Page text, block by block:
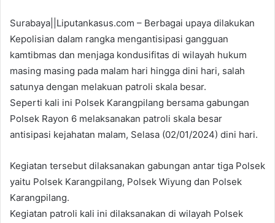
n
e
m
a
i
l
Surabaya||Liputankasus.com – Berbagai upaya dilakukan
Kepolisian dalam rangka mengantisipasi gangguan
kamtibmas dan menjaga kondusifitas di wilayah hukum
masing masing pada malam hari hingga dini hari, salah
satunya dengan melakuan patroli skala besar.
Seperti kali ini Polsek Karangpilang bersama gabungan
Polsek Rayon 6 melaksanakan patroli skala besar
antisipasi kejahatan malam, Selasa (02/01/2024) dini hari.
Kegiatan tersebut dilaksanakan gabungan antar tiga Polsek
yaitu Polsek Karangpilang, Polsek Wiyung dan Polsek
Karangpilang.
Kegiatan patroli kali ini dilaksanakan di wilayah Polsek